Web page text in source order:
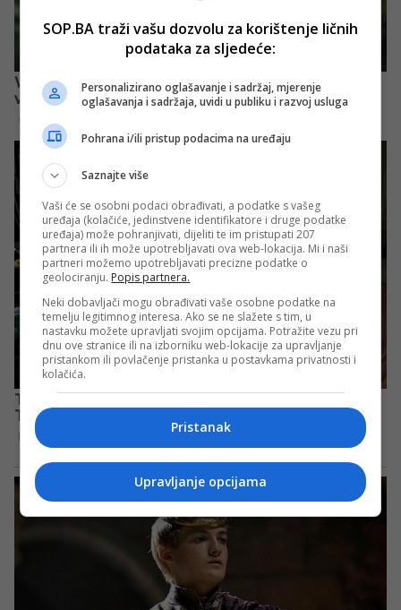
SOP.BA traži vašu dozvolu za korištenje ličnih
podataka za sljedeće:
Personalizirano oglašavanje i sadržaj, mjerenje
oglašavanja i sadržaja, uvidi u publiku i razvoj usluga
Pohrana i/ili pristup podacima na uređaju
Saznajte više
Vaši će se osobni podaci obrađivati, a podatke s vašeg
uređaja (kolačiće, jedinstvene identifikatore i druge podatke
uređaja) može pohranjivati, dijeliti te im pristupati 207
partnera ili ih može upotrebljavati ova web-lokacija. Mi i naši
partneri možemo upotrebljavati precizne podatke o
geolociranju. Popis partnera.
Neki dobavljači mogu obrađivati vaše osobne podatke na
temelju legitimnog interesa. Ako se ne slažete s tim, u
nastavku možete upravljati svojim opcijama. Potražite vezu pri
dnu ove stranice ili na izborniku web-lokacije za upravljanje
pristankom ili povlačenje pristanka u postavkama privatnosti i
kolačića.
Pristanak
Upravljanje opcijama